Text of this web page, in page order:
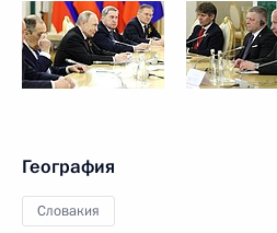
География
Словакия